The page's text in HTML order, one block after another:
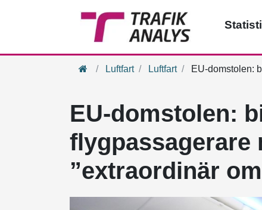
HemLuftfart Luftfart EU-domstolen:
EU-domstolen:
flygpassagerare
”extraordinär